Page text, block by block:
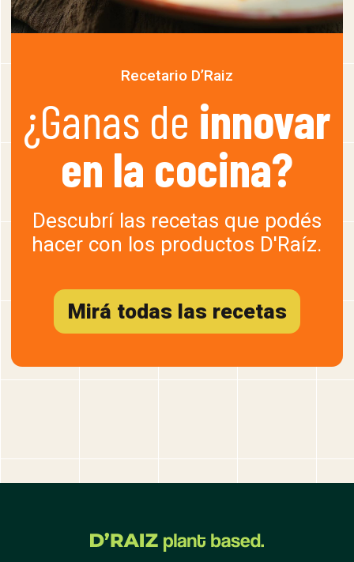
Recetario D’Raiz
¿Ganas de innovar
en la cocina?
Descubrí las recetas que podés
hacer con los productos D'Raíz.
Mirá todas las recetas